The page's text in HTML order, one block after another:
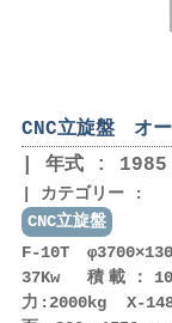
CNC立旋盤 オ
年式 : 1985
カテゴリー :
CNC立旋盤
F-10T
37Kw 積載：
力:2000kg X-